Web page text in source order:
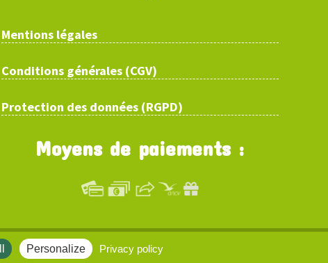
Mentions légales
Conditions générales (CGV)
Protection des données (RGPD)
Moyens de paiements :
Personalize Privacy policy